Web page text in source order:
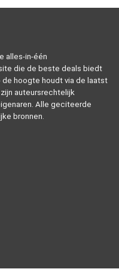
alles-in-één
die de beste deals biedt
de hoogte houdt via de laatst
auteursrechtelijk
Alle geciteerde
bronnen.